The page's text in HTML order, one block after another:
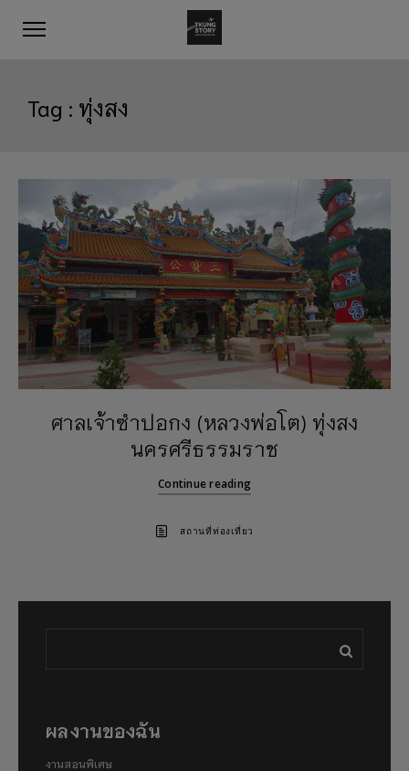
Tag : ทุ่งสง
ศาลเจ้าซำปอกง (หลวงพ่อโต) ทุ่งสง
นครศรีธรรมราช
Continue reading
สถานที่ท่องเที่ยว
ผลงานของฉัน
งานสอนพิเศษ